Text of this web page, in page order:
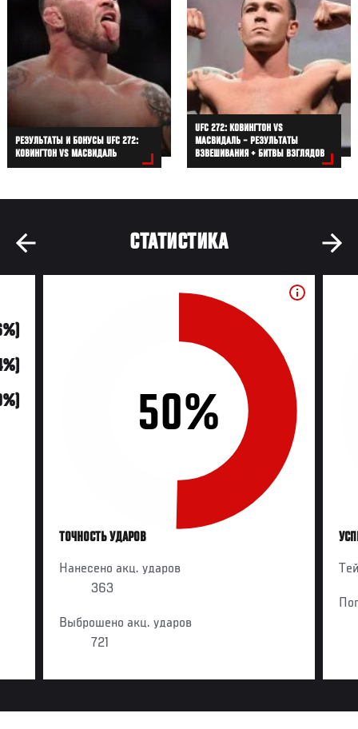
РЕЗУЛЬТАТЫ И БОНУСЫ UFC 272:
КОВИНГТОН VS МАСВИДАЛЬ
UFC 272: КОВИНГТОН VS
МАСВИДАЛЬ – РЕЗУЛЬТАТЫ
ВЗВЕШИВАНИЯ + БИТВЫ ВЗГЛЯДОВ
СТАТИСТИКА
50%
ТОЧНОСТЬ УДАРОВ
Нанесено акц. ударов
363
Выброшено акц. ударов
721